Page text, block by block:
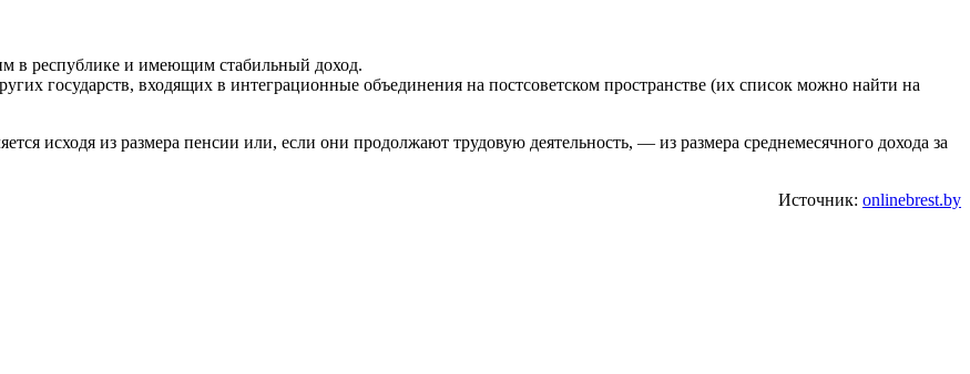
в республике и имеющим стабильный доход.
государств, входящих в интеграционные объединения на постсоветском пространстве (их список можно найти на
исходя из размера пенсии или, если они продолжают трудовую деятельность, — из размера среднемесячного дохода за
Источник: onlinebrest.by